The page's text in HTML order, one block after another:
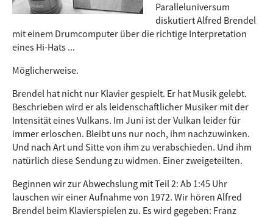
Paralleluniversum
diskutiert Alfred Brendel
mit einem Drumcomputer über die richtige Interpretation
eines Hi-Hats ...
Möglicherweise.
Brendel hat nicht nur Klavier gespielt. Er hat Musik gelebt.
Beschrieben wird er als leidenschaftlicher Musiker mit der
Intensität eines Vulkans. Im Juni ist der Vulkan leider für
immer erloschen. Bleibt uns nur noch, ihm nachzuwinken.
Und nach Art und Sitte von ihm zu verabschieden. Und ihm
natürlich diese Sendung zu widmen. Einer zweigeteilten.
Beginnen wir zur Abwechslung mit Teil 2: Ab 1:45 Uhr
lauschen wir einer Aufnahme von 1972. Wir hören Alfred
Brendel beim Klavierspielen zu. Es wird gegeben: Franz